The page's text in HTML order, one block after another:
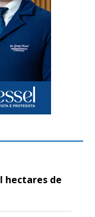
hectares de